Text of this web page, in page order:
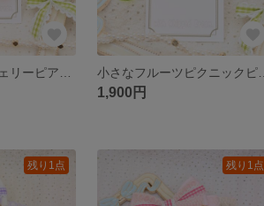
小さなフルーツピクニックピアス いちご
1,900円
残り1点 残り1点